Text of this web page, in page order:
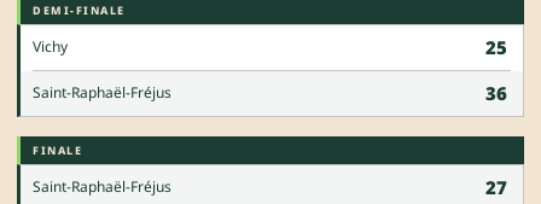
DEMI-FINALE
Vichy 25
Saint-Raphaël-Fréjus 36
FINALE
Saint-Raphaël-Fréjus 27